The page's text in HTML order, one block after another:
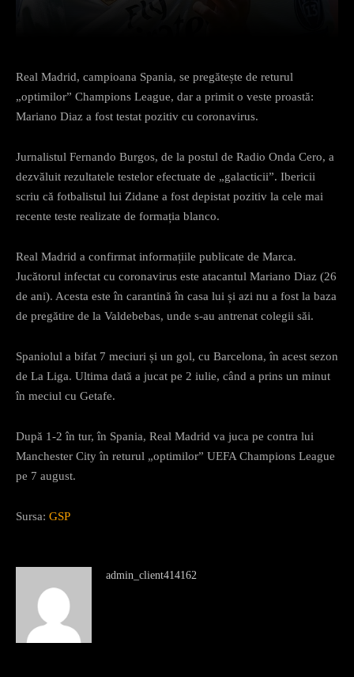
Real Madrid, campioana Spania, se pregătește de returul
„optimilor” Champions League, dar a primit o veste proastă:
Mariano Diaz a fost testat pozitiv cu coronavirus.
Jurnalistul Fernando Burgos, de la postul de Radio Onda Cero, a
dezvăluit rezultatele testelor efectuate de „galacticii”. Ibericii
scriu că fotbalistul lui Zidane a fost depistat pozitiv la cele mai
recente teste realizate de formația blanco.
Real Madrid a confirmat informațiile publicate de Marca.
Jucătorul infectat cu coronavirus este atacantul Mariano Diaz (26
de ani). Acesta este în carantină în casa lui și azi nu a fost la baza
de pregătire de la Valdebebas, unde s-au antrenat colegii săi.
Spaniolul a bifat 7 meciuri și un gol, cu Barcelona, în acest sezon
de La Liga. Ultima dată a jucat pe 2 iulie, când a prins un minut
în meciul cu Getafe.
După 1-2 în tur, în Spania, Real Madrid va juca pe contra lui
Manchester City în returul „optimilor” UEFA Champions League
pe 7 august.
Sursa: GSP
admin_client414162